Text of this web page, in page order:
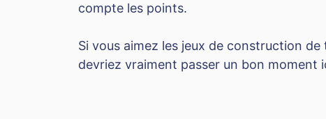
compte les points.
Si vous aimez les jeux de construction de
devriez vraiment passer un bon moment